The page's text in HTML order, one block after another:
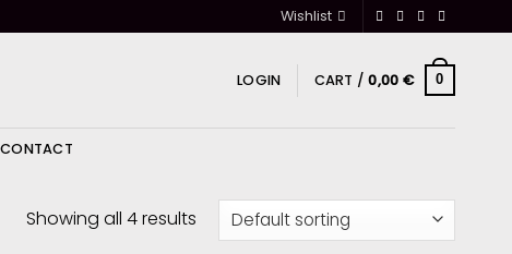
Wishlist
LOGIN CART /0,00 € 0
CONTACT
Showing all 4 results